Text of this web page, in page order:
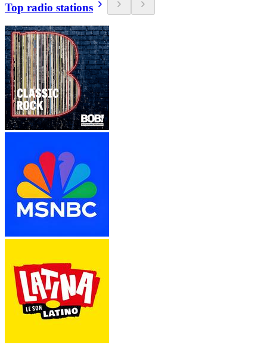
Top radio stations